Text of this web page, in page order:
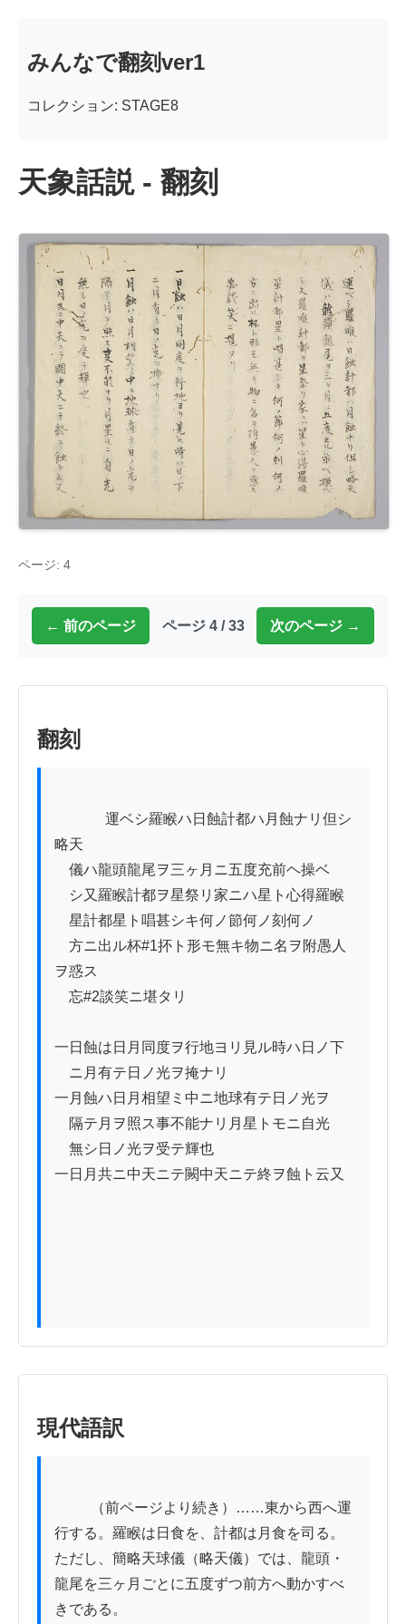
みんなで翻刻ver1
コレクション: STAGE8
天象話説 - 翻刻
ページ: 4
← 前のページ ページ 4 / 33 次のページ →
翻刻
略天
儀ハ龍頭龍尾ヲ三ヶ月ニ五度充前ヘ操ベ
シ又羅睺計都ヲ星祭リ家ニハ星ト心得羅睺
星計都星ト唱甚シキ何ノ節何ノ刻何ノ
方ニ出ル杯#1抔ト形モ無キ物ニ名ヲ附愚人
ヲ惑ス
忘#2談笑ニ堪タリ
一日蝕は日月同度ヲ行地ヨリ見ル時ハ日ノ下
ニ月有テ日ノ光ヲ掩ナリ
一月蝕ハ日月相望ミ中ニ地球有テ日ノ光ヲ
隔テ月ヲ照ス事不能ナリ月星トモニ自光
無シ日ノ光ヲ受テ輝也
一日月共ニ中天ニテ闕中天ニテ終ヲ蝕ト云又
現代語訳
行する。羅睺は日食を、計都は月食を司る。
ただし、簡略天球儀（略天儀）では、龍頭・
龍尾を三ヶ月ごとに五度ずつ前方へ動かすべ
きである。